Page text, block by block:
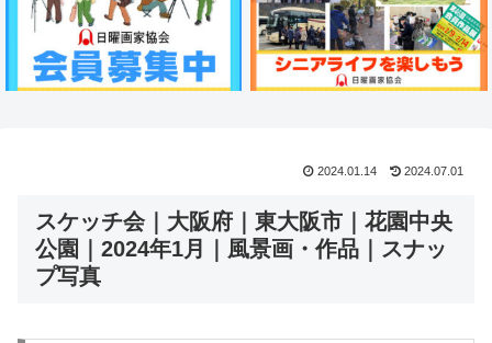
2024.01.14 2024.07.01
スケッチ会｜大阪府｜東大阪市｜花園中央
公園｜2024年1月｜風景画・作品｜スナッ
プ写真